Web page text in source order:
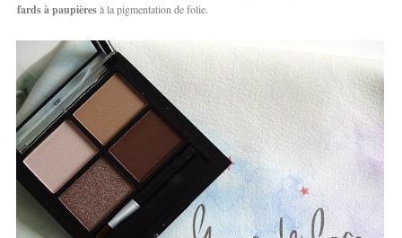
fards à paupièresà la pigmentation de folie.